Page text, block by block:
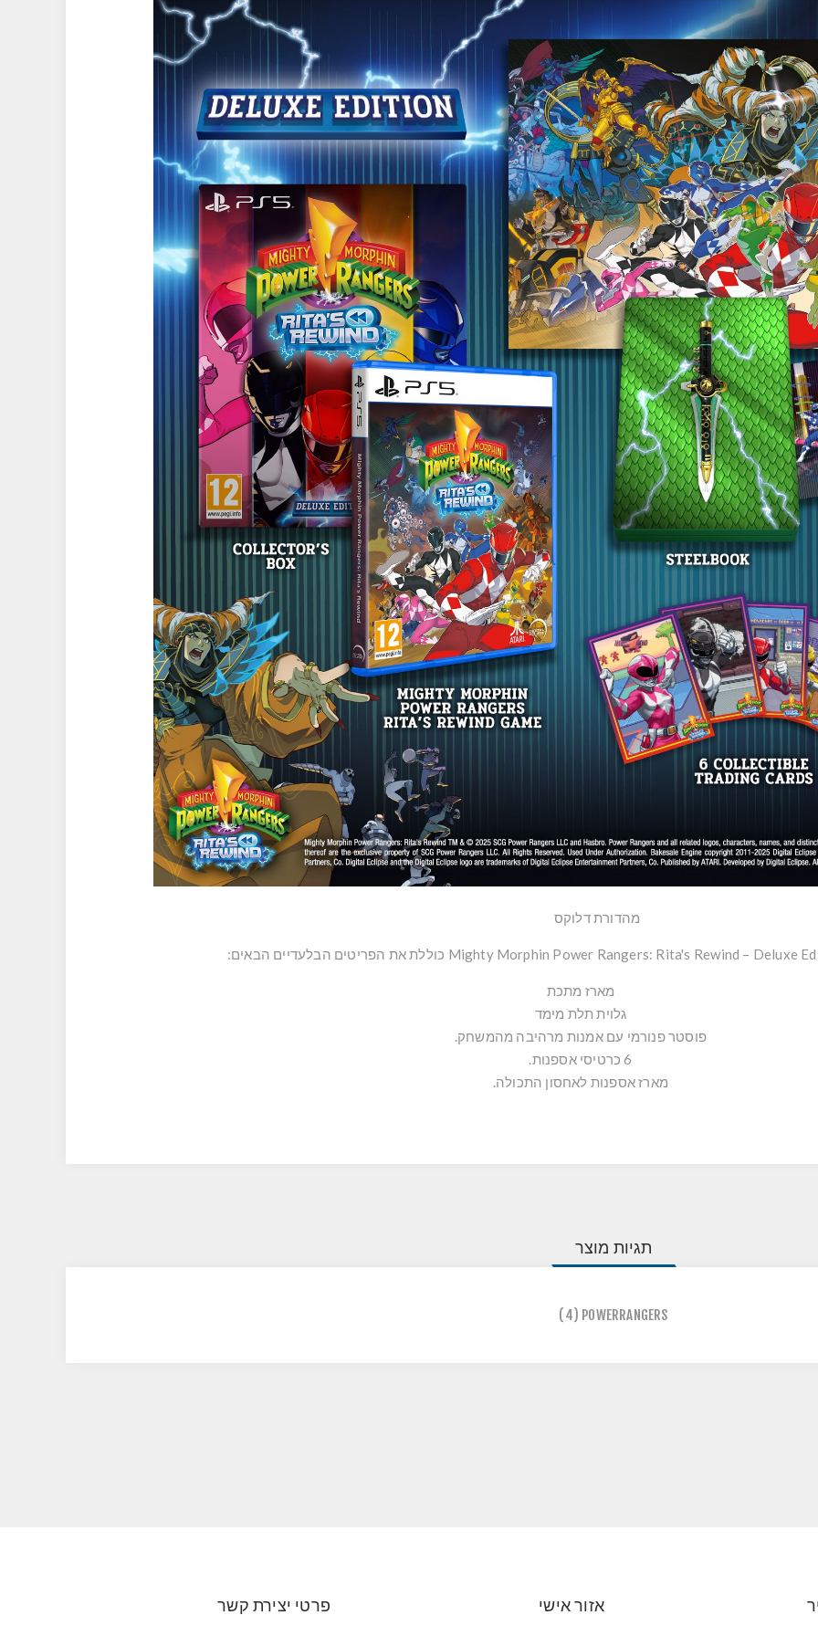
מהדורת דלוקס
מארז מתכת
גלוית תלת מימד
פוסטר פנורמי עם אמנות מרהיבה מהמשחק.
6 כרטיסי אספנות.
מארז אספנות לאחסון התכולה.
תגיות מוצר
POWERRANGERS
(4)
אזור אישי פרטי יצירת קשר